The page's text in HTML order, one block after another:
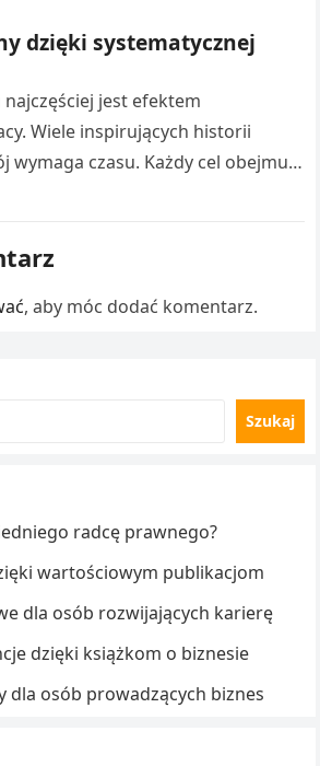
wiedzy z…
dzięki systematycznej
jest efektem
Wiele inspirujących historii
wymaga czasu. Każdy cel obejmuje
, aby móc dodać komentarz.
Szukaj
radcę prawnego?
wartościowym publikacjom
dla osób rozwijających karierę
dzięki książkom o biznesie
dla osób prowadzących biznes